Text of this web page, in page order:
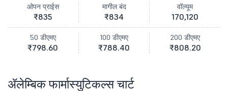
ओपन प्राईस
₹835
मागील बंद
₹834
वॉल्यूम
170,120
50 डीएमए
₹798.60
100 डीएमए
₹788.40
200 डीएमए
₹808.20
ॲलेम्बिक फार्मास्युटिकल्स चार्ट